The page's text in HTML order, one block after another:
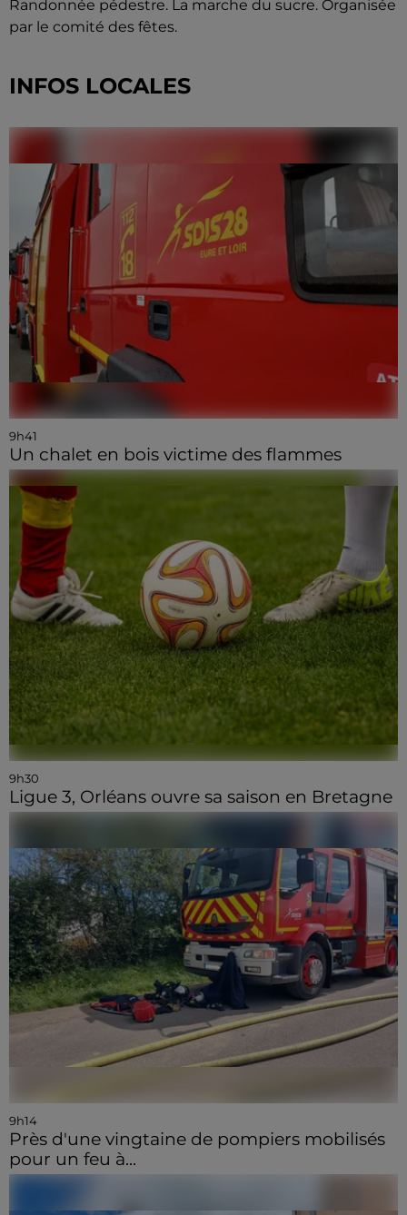
Randonnée pédestre. La marche du sucre. Organisée
par le comité des fêtes.
INFOS LOCALES
9h41
Un chalet en bois victime des flammes
9h30
Ligue 3, Orléans ouvre sa saison en Bretagne
9h14
Près d'une vingtaine de pompiers mobilisés
pour un feu à...